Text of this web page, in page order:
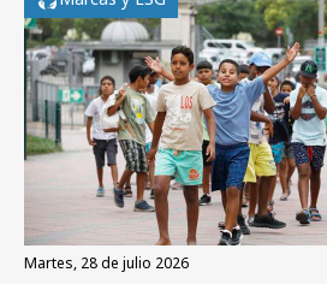
martes, 28 de julio 2026